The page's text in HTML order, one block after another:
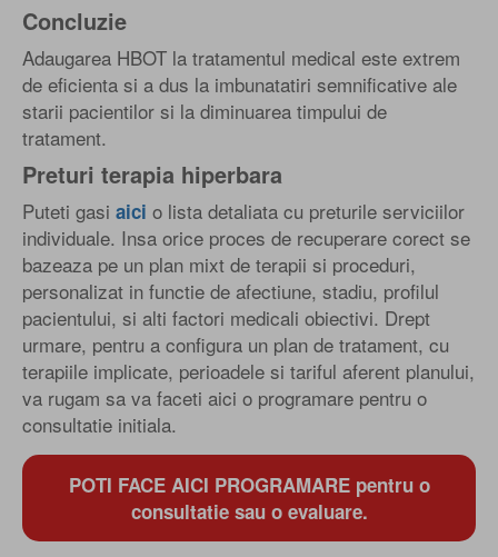
Concluzie
Adaugarea HBOT la tratamentul medical este extrem
de eficienta si a dus la imbunatatiri semnificative ale
starii pacientilor si la diminuarea timpului de
tratament.
Preturi terapia hiperbara
Puteti gasi aici o lista detaliata cu preturile serviciilor
individuale. Insa orice proces de recuperare corect se
bazeaza pe un plan mixt de terapii si proceduri,
personalizat in functie de afectiune, stadiu, profilul
pacientului, si alti factori medicali obiectivi. Drept
urmare, pentru a configura un plan de tratament, cu
terapiile implicate, perioadele si tariful aferent planului,
va rugam sa va faceti aici o programare pentru o
consultatie initiala.
POTI FACE AICI PROGRAMARE pentru o
consultatie sau o evaluare.